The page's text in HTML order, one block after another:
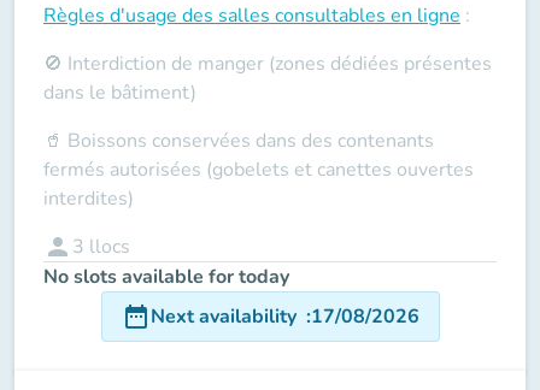
Règles d'usage des salles consultables en ligne :
🚫 Interdiction de manger (zones dédiées présentes
dans le bâtiment)
🥤 Boissons conservées dans des contenants
fermés autorisées (gobelets et canettes ouvertes
interdites)
person 3 llocs
No slots available for today
date_rangeNext availability :17/08/2026